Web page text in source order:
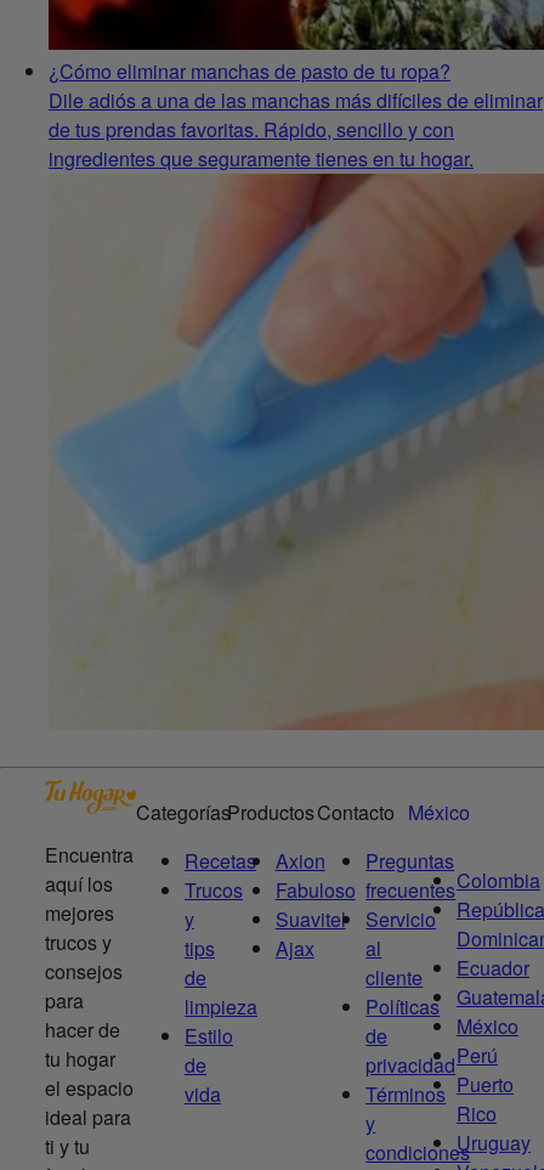
¿Cómo eliminar manchas de pasto de tu ropa?
Dile adiós a una de las manchas más difíciles de eliminar
de tus prendas favoritas. Rápido, sencillo y con
ingredientes que seguramente tienes en tu hogar.
Encuentra
aquí los
mejores
trucos y
consejos
para
hacer de
tu hogar
el espacio
ideal para
ti y tu
Categorías
Recetas
Trucos
y
tips
de
limpieza
Estilo
de
vida
Productos
Axion
Fabuloso
Suavitel
Ajax
Contacto
Preguntas
frecuentes
Servicio
al
cliente
Políticas
de
privacidad
Términos
y
condiciones
México
Colombia
República
Ecuador
México
Perú
Puerto
Rico
Uruguay